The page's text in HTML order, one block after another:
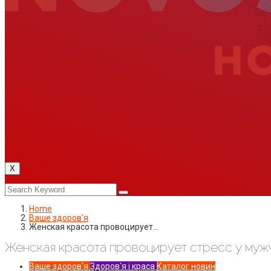
X
Home
Ваше здоровʼя
Женская красота провоцирует…
Женская красота провоцирует стресс у
Ваше здоровʼя Здоров'я і краса Каталог новин